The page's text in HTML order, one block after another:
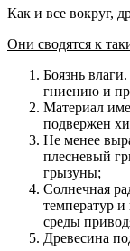
Как и все вокруг,
Они сводятся к
Боязнь
гниению и
Материал
подвержен
Не менее
плесневый
грызуны;
Солнечная
температур
среды
Древесина